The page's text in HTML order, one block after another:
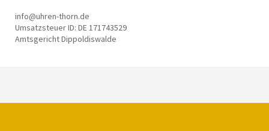
info@uhren-thorn.de
Umsatzsteuer ID: DE 171743529
Amtsgericht Dippoldiswalde